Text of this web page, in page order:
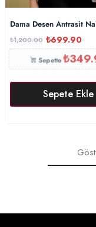
Dama Desen Antrasit
₺1,200.00 ₺699.90
Sepette₺
Sepete Ekle